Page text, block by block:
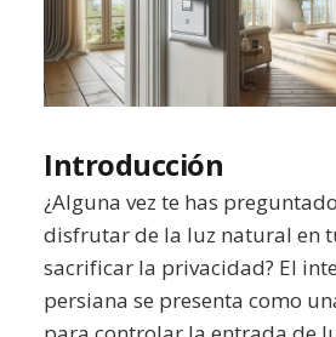
Introducción
¿Alguna vez te has
disfrutar de la luz natural en
sacrificar la privacidad? El
persiana se presenta como